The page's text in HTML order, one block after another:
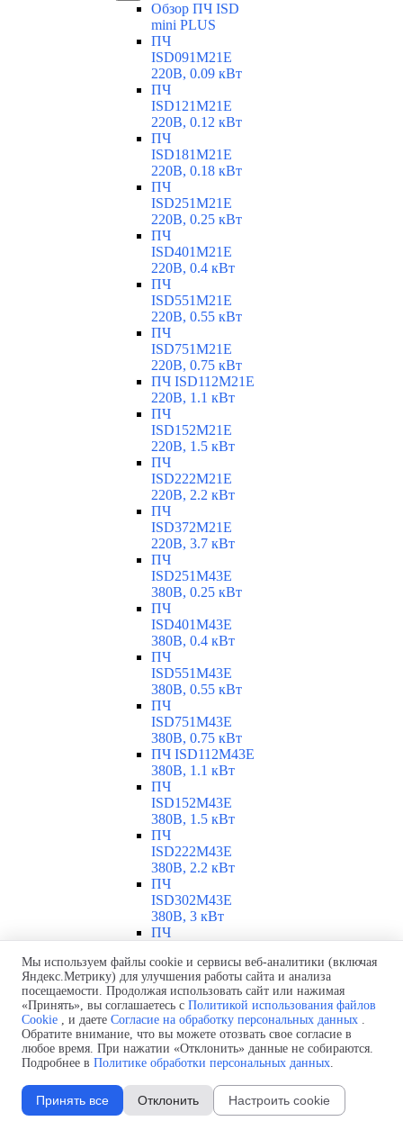
Обзор ПЧ ISD
mini PLUS
ПЧ
ISD091M21E
220В, 0.09 кВт
ПЧ
ISD121M21E
220В, 0.12 кВт
ПЧ
ISD181M21E
220В, 0.18 кВт
ПЧ
ISD251M21E
220В, 0.25 кВт
ПЧ
ISD401M21E
220В, 0.4 кВт
ПЧ
ISD551M21E
220В, 0.55 кВт
ПЧ
ISD751M21E
220В, 0.75 кВт
ПЧ ISD112M21E
220В, 1.1 кВт
ПЧ
ISD152M21E
220В, 1.5 кВт
ПЧ
ISD222M21E
220В, 2.2 кВт
ПЧ
ISD372M21E
220В, 3.7 кВт
ПЧ
ISD251M43E
380В, 0.25 кВт
ПЧ
ISD401M43E
380В, 0.4 кВт
ПЧ
ISD551M43E
380В, 0.55 кВт
ПЧ
ISD751M43E
380В, 0.75 кВт
ПЧ ISD112M43E
380В, 1.1 кВт
ПЧ
ISD152M43E
380В, 1.5 кВт
ПЧ
ISD222M43E
380В, 2.2 кВт
ПЧ
ISD302M43E
380В, 3 кВт
ПЧ
380В, 4 кВт
ПЧ
ISD552M43E
380В, 5.5 кВт
ПЧ
ISD752M43E
380В, 7.5 кВт
380В, 11 кВт
ПЧ INNOVERT ISD
Мы используем файлы cookie и сервисы веб-аналитики (включая
Яндекс.Метрику) для улучшения работы сайта и анализа
посещаемости. Продолжая использовать сайт или нажимая
«Принять», вы соглашаетесь с Политикой использования файлов
Cookie , и даете Согласие на обработку персональных данных .
Обратите внимание, что вы можете отозвать свое согласие в
любое время. При нажатии «Отклонить» данные не собираются.
Подробнее в Политике обработки персональных данных.
Принять все Отклонить Настроить cookie